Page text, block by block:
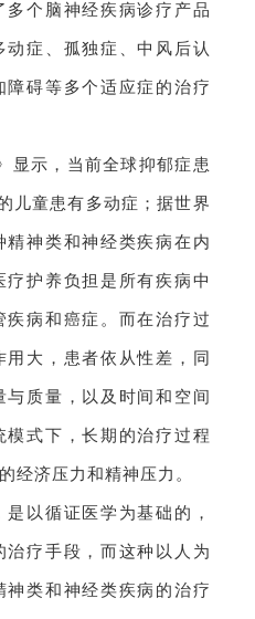
个脑神经疾病诊疗产品
症、孤独症、中风后认
碍等多个适应症的治疗
显示，当前全球抑郁症患
儿童患有多动症；据世界
神类和神经类疾病在内
护养负担是所有疾病中
病和癌症。而在治疗过
大，患者依从性差，同
质量，以及时间和空间
式下，长期的治疗过程
经济压力和精神压力。
以循证医学为基础的，
疗手段，而这种以人为
类和神经类疾病的治疗